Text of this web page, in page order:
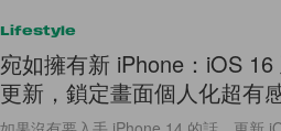
Lifestyle
宛如擁有新 iPhone：iOS
更新，鎖定畫面個人化超有